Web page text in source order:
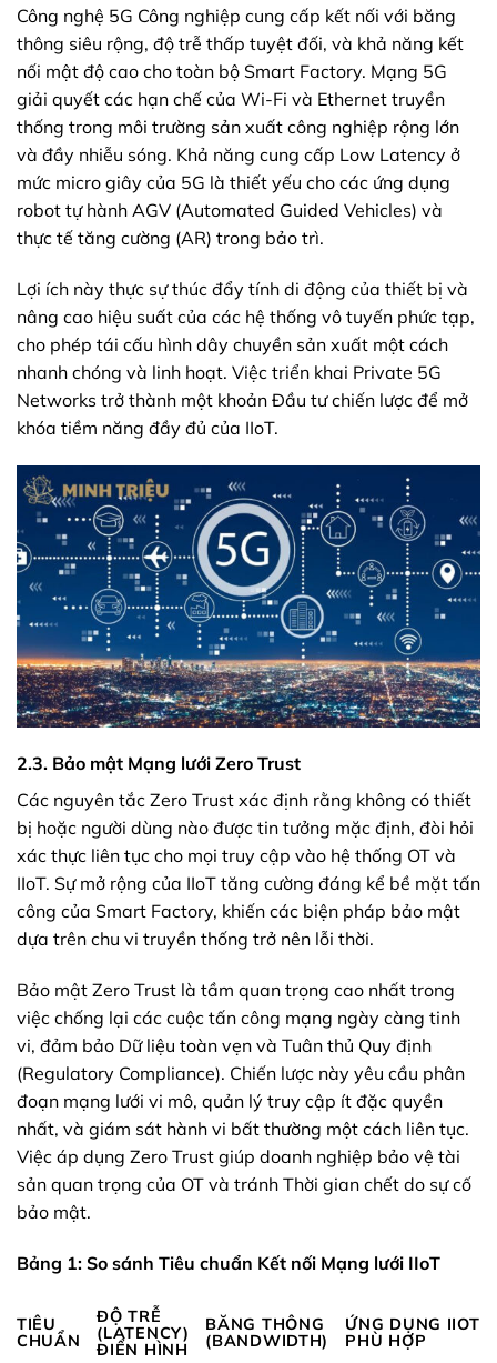
Công nghệ 5G Công nghiệp cung cấp kết nối với băng
thông siêu rộng, độ trễ thấp tuyệt đối, và khả năng kết
nối mật độ cao cho toàn bộ Smart Factory. Mạng 5G
giải quyết các hạn chế của Wi-Fi và Ethernet truyền
thống trong môi trường sản xuất công nghiệp rộng lớn
và đầy nhiễu sóng. Khả năng cung cấp Low Latency ở
mức micro giây của 5G là thiết yếu cho các ứng dụng
robot tự hành AGV (Automated Guided Vehicles) và
thực tế tăng cường (AR) trong bảo trì.
Lợi ích này thực sự thúc đẩy tính di động của thiết bị và
nâng cao hiệu suất của các hệ thống vô tuyến phức tạp,
cho phép tái cấu hình dây chuyền sản xuất một cách
nhanh chóng và linh hoạt. Việc triển khai Private 5G
Networks trở thành một khoản Đầu tư chiến lược để mở
khóa tiềm năng đầy đủ của IIoT.
2.3. Bảo mật Mạng lưới Zero Trust
Các nguyên tắc Zero Trust xác định rằng không có thiết
bị hoặc người dùng nào được tin tưởng mặc định, đòi hỏi
xác thực liên tục cho mọi truy cập vào hệ thống OT và
IIoT. Sự mở rộng của IIoT tăng cường đáng kể bề mặt tấn
công của Smart Factory, khiến các biện pháp bảo mật
dựa trên chu vi truyền thống trở nên lỗi thời.
Bảo mật Zero Trust là tầm quan trọng cao nhất trong
việc chống lại các cuộc tấn công mạng ngày càng tinh
vi, đảm bảo Dữ liệu toàn vẹn và Tuân thủ Quy định
(Regulatory Compliance). Chiến lược này yêu cầu phân
đoạn mạng lưới vi mô, quản lý truy cập ít đặc quyền
nhất, và giám sát hành vi bất thường một cách liên tục.
Việc áp dụng Zero Trust giúp doanh nghiệp bảo vệ tài
sản quan trọng của OT và tránh Thời gian chết do sự cố
bảo mật.
Bảng 1: So sánh Tiêu chuẩn Kết nối Mạng lưới IIoT
TIÊU
CHUẨN
ĐỘ TRỄ
(LATENCY)
ĐIỂN HÌNH
BĂNG THÔNG
(BANDWIDTH)
ỨNG DỤNG IIOT
PHÙ HỢP